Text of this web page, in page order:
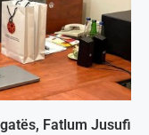
Fatlum Jusufi